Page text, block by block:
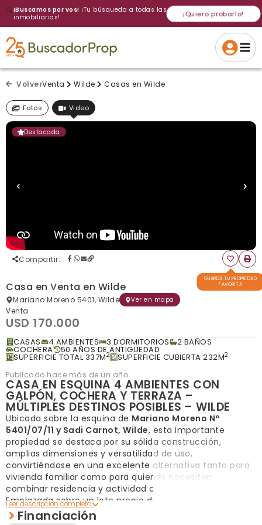
🔍¡Buscamos por vos! ¡Tu búsqueda a todas las
inmobiliarias!
¡Quiero probarlo!
Cancelar Si, eliminar
Gracias
Volver a intentar
VolverVenta Wilde Casas en Wilde
Fotos Video
Destacada
Compartir:
GUARDÁ TU PROPIEDAD
FAVORITA
Casa en Venta en Wilde
Mariano Moreno 5401, Wilde Ver en mapa
Venta
USD 170.000
CASAS 4 AMBIENTES 3 DORMITORIOS 2 BAÑOS
COCHERA 50 AÑOS DE ANTIGÜEDAD
SUPERFICIE TOTAL 337M2 SUPERFICIE CUBIERTA 232M2
Publicado hace más de un año
CASA EN ESQUINA 4 AMBIENTES CON
GALPÓN, COCHERA Y TERRAZA –
MÚLTIPLES DESTINOS POSIBLES – WILDE
Ubicada sobre la esquina de Mariano Moreno N°
5401/07/11 y Sadi Carnot, Wilde, esta importante
propiedad se destaca por su sólida construcción,
amplias dimensiones y versatilidad de uso,
convirtiéndose en una excelente alternativa tanto para
vivienda familiar como para quienes necesiten
combinar residencia y actividad comercial o profesional.
Emplazada sobre un lote propio de
con una superficie cubierta aproximada de
Financiación